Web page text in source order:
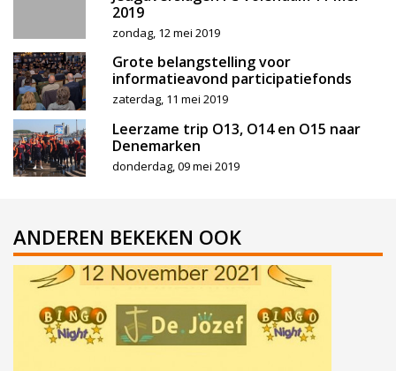
2019
zondag, 12 mei 2019
Grote belangstelling voor
informatieavond participatiefonds
zaterdag, 11 mei 2019
Leerzame trip O13, O14 en O15 naar
Denemarken
donderdag, 09 mei 2019
ANDEREN BEKEKEN OOK